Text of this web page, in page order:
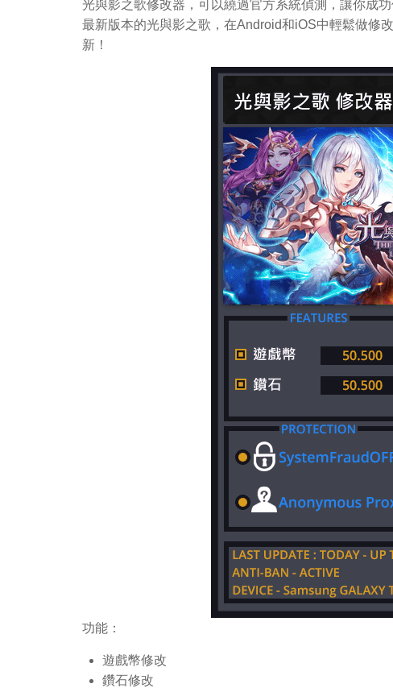
光與影之歌修改器，可以繞過官方系統偵測，讓你成
最新版本的光與影之歌，在Android和iOS中輕鬆做修
新！
功能：
遊戲幣修改
鑽石修改